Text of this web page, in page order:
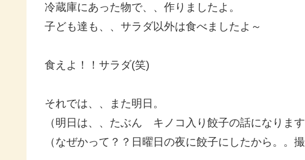
冷蔵庫にあった物で、、作りましたよ。
子ども達も、、サラダ以外は食べましたよ～
食えよ！！サラダ(笑)
それでは、、また明日。
（明日は、、たぶん キノコ入り餃子の話になります
（なぜかって？？日曜日の夜に餃子にしたから。。